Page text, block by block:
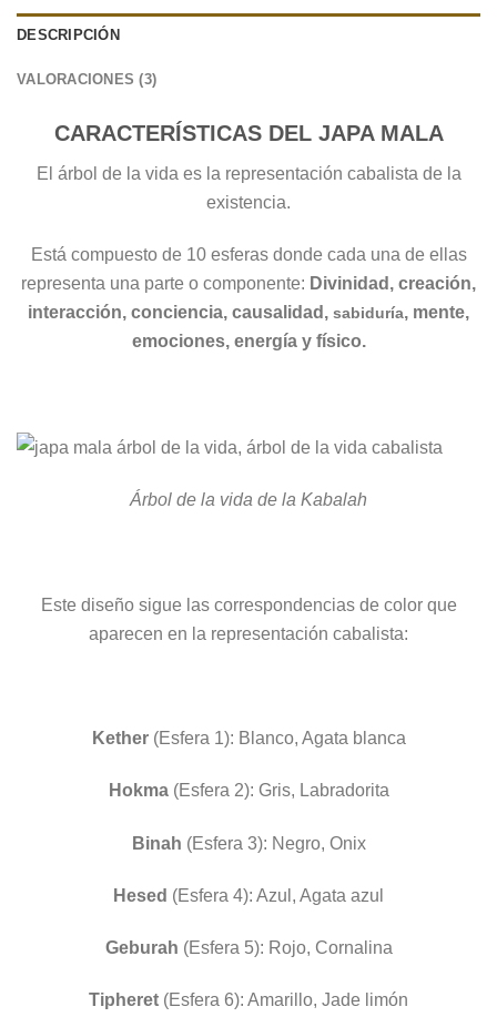
DESCRIPCIÓN
VALORACIONES (3)
CARACTERÍSTICAS DEL JAPA MALA
El árbol de la vida es la representación cabalista de la
existencia.
Está compuesto de 10 esferas donde cada una de ellas
representa una parte o componente: Divinidad, creación,
interacción, conciencia, causalidad, sabiduría, mente,
emociones, energía y físico.
Árbol de la vida de la Kabalah
Este diseño sigue las correspondencias de color que
aparecen en la representación cabalista:
Kether(Esfera 1): Blanco, Agata blanca
Hokma(Esfera 2): Gris, Labradorita
Binah (Esfera 3): Negro, Onix
Hesed (Esfera 4): Azul, Agata azul
Geburah (Esfera 5): Rojo, Cornalina
Tipheret (Esfera 6): Amarillo, Jade limón